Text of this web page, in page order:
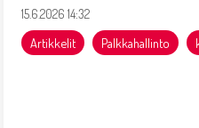
15.6.2026 14:32
Artikkelit Palkkahallinto